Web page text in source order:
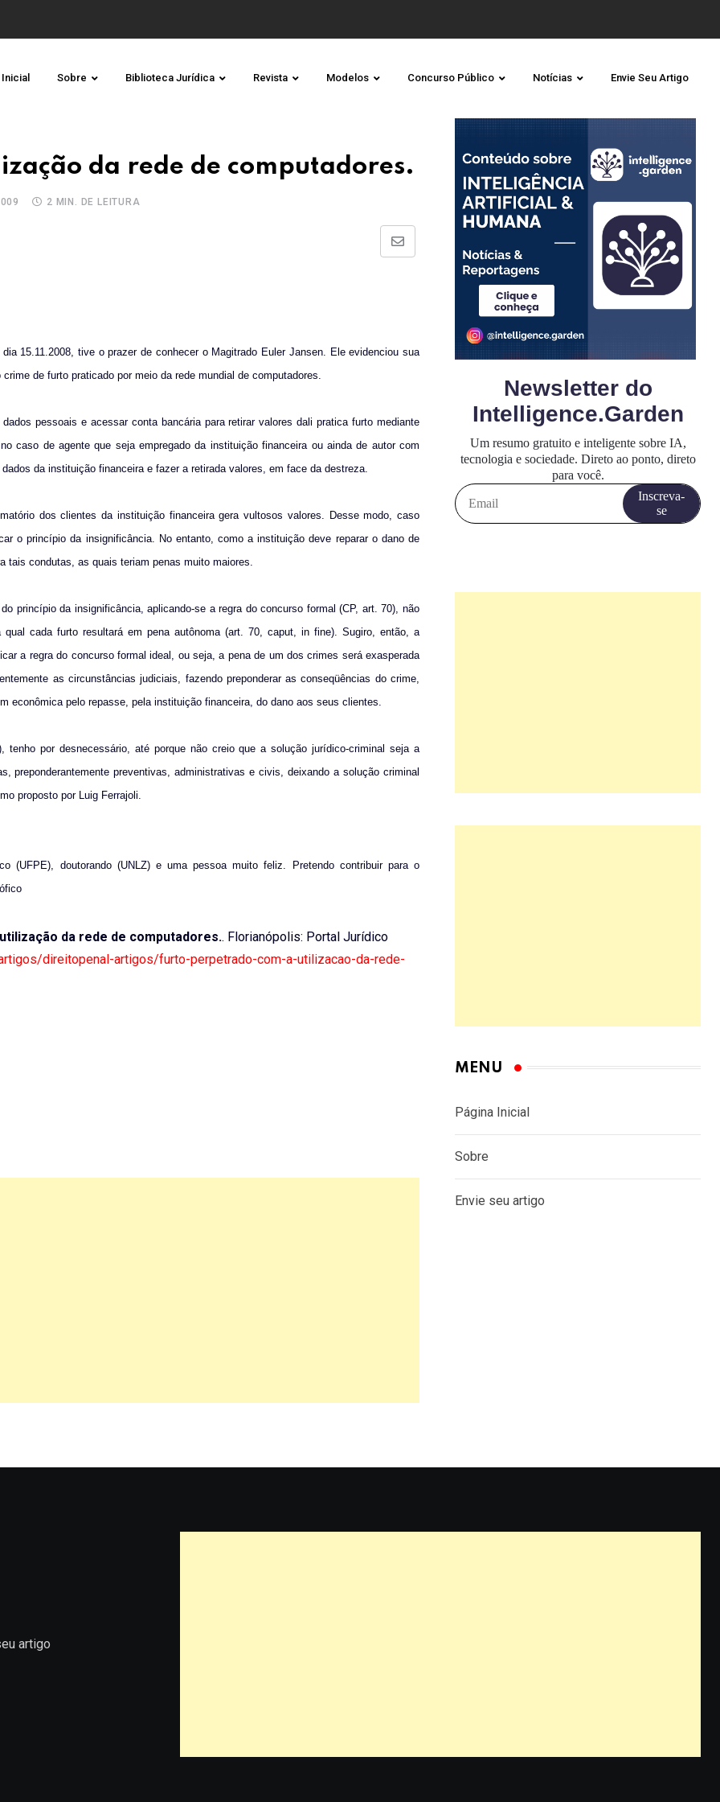
Sobre Biblioteca Jurídica Revista Modelos Concurso Público Notícias Envie Seu Artigo
da rede de computadores.
2 MIN. DE LEITURA
Share
15.11.2008, tive o prazer de conhecer o Magitrado Euler Jansen. Ele evidenciou sua
de furto praticado por meio da rede mundial de computadores.
pessoais e acessar conta bancária para retirar valores dali pratica furto mediante
caso de agente que seja empregado da instituição financeira ou ainda de autor com
da instituição financeira e fazer a retirada valores, em face da destreza.
dos clientes da instituição financeira gera vultosos valores. Desse modo, caso
o princípio da insignificância. No entanto, como a instituição deve reparar o dano de
tais condutas, as quais teriam penas muito maiores.
princípio da insignificância, aplicando-se a regra do concurso formal (CP, art. 70), não
cada furto resultará em pena autônoma (art. 70, caput, in fine). Sugiro, então, a
a regra do concurso formal ideal, ou seja, a pena de um dos crimes será exasperada
as circunstâncias judiciais, fazendo preponderar as conseqüências do crime,
pelo repasse, pela instituição financeira, do dano aos seus clientes.
por desnecessário, até porque não creio que a solução jurídico-criminal seja a
preponderantemente preventivas, administrativas e civis, deixando a solução criminal
proposto por Luig Ferrajoli.
(UFPE), doutorando (UNLZ) e uma pessoa muito feliz. Pretendo contribuir para o
da rede de computadores.. Florianópolis: Portal Jurídico
direitopenal-artigos/furto-perpetrado-com-a-utilizacao-da-rede-
MENU
Página Inicial
Sobre
Envie seu artigo
artigo